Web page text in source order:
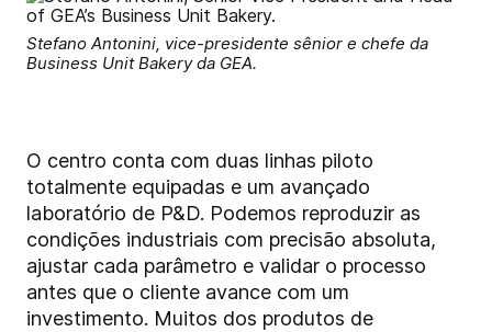
Stefano Antonini, vice-presidente sênior e chefe da
Business Unit Bakery da GEA.
O centro conta com duas linhas piloto
totalmente equipadas e um avançado
laboratório de P&D. Podemos reproduzir as
condições industriais com precisão absoluta,
ajustar cada parâmetro e validar o processo
antes que o cliente avance com um
investimento. Muitos dos produtos de